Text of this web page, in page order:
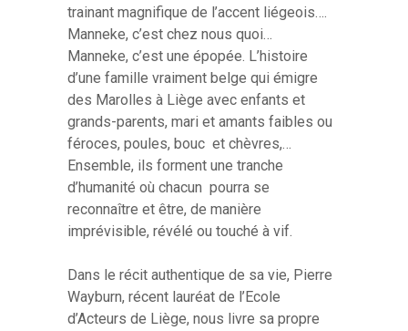
trainant magnifique de l’accent liégeois….
Manneke, c’est chez nous quoi…
Manneke, c’est une épopée. L’histoire
d’une famille vraiment belge qui émigre
des Marolles à Liège avec enfants et
grands-parents, mari et amants faibles ou
féroces, poules, bouc et chèvres,…
Ensemble, ils forment une tranche
d’humanité où chacun pourra se
reconnaître et être, de manière
imprévisible, révélé ou touché à vif.
Dans le récit authentique de sa vie, Pierre
Wayburn, récent lauréat de l’Ecole
d’Acteurs de Liège, nous livre sa propre